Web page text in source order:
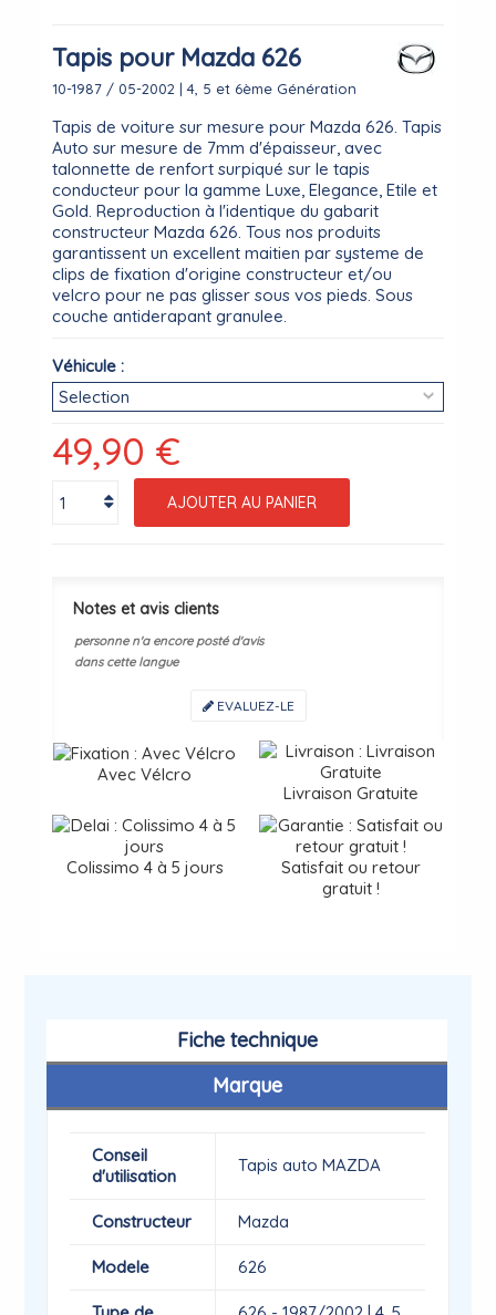
Tapis pour Mazda 626
10-1987 / 05-2002 | 4, 5 et 6ème Génération
Tapis de voiture sur mesure pour Mazda 626. Tapis
Auto sur mesure de 7mm d'épaisseur, avec
talonnette de renfort surpiqué sur le tapis
conducteur pour la gamme Luxe, Elegance, Etile et
Gold. Reproduction à l'identique du gabarit
constructeur Mazda 626. Tous nos produits
garantissent un excellent maitien par systeme de
clips de fixation d'origine constructeur et/ou
velcro pour ne pas glisser sous vos pieds. Sous
couche antiderapant granulee.
Véhicule :
49,90 €
AJOUTER AU PANIER
Notes et avis clients
personne n'a encore posté d'avis
dans cette langue
EVALUEZ-LE
Avec Vélcro
Livraison Gratuite
Colissimo 4 à 5 jours
Satisfait ou retour
gratuit !
Fiche technique
Marque
Conseil
d'utilisation
Tapis auto MAZDA
Constructeur Mazda
Modele 626